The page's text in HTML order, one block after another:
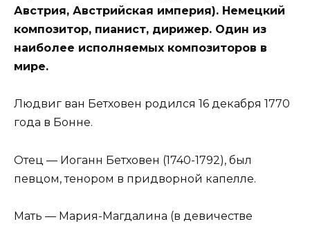
Австрия, Австрийская империя). Немецкий
композитор, пианист, дирижер. Один из
наиболее исполняемых композиторов в
мире.
Людвиг ван Бетховен родился 16 декабря 1770
года в Бонне.
Отец — Иоганн Бетховен (1740-1792), был
певцом, тенором в придворной капелле.
Мать — Мария-Магдалина (в девичестве